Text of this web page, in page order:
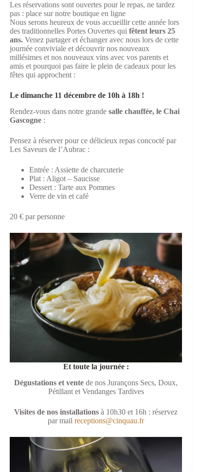
Les réservations sont ouvertes pour le repas, ne tardez
pas : place sur notre boutique en ligne
Nous serons heureux de vous accueillir cette année lors
des traditionnelles Portes Ouvertes qui fêtent leurs 25
ans. Venez partager et échanger avec nous lors de cette
journée conviviale et découvrir nos nouveaux
millésimes et nos nouveaux vins avec vos parents et
amis et pourquoi pas faire le plein de cadeaux pour les
fêtes qui approchent :
Le dimanche 11 décembre de 10h à 18h !
Rendez-vous dans notre grande salle chauffée, le Chai
Gascogne :
Pensez à réserver pour ce délicieux repas concocté par
Les Saveurs de l’Aubrac :
Entrée : Assiette de charcuterie
Plat : Aligot – Saucisse
Dessert : Tarte aux Pommes
Verre de vin et café
20 € par personne
Et toute la journée :
Dégustations et vente de nos Jurançons Secs, Doux,
Pétillant et Vendanges Tardives
Visites de nos installations à 10h30 et 16h : réservez
par mailreceptions@cinquau.fr